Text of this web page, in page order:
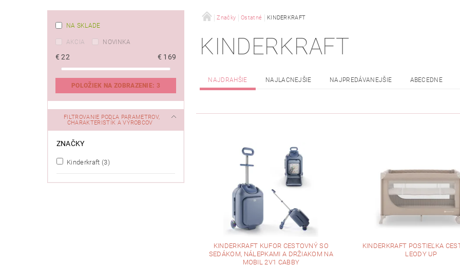
NA SKLADE
AKCIA NOVINKA
€22 € 169
POLOŽIEK NA ZOBRAZENIE: 3
FILTROVANIE PODĽA PARAMETROV,
CHARAKTERISTÍK A VÝROBCOV
ZNAČKY
Kinderkraft (3)
Značky Ostatné KINDERKRAFT
KINDERKRAFT
NAJDRAHŠIE NAJLACNEJŠIE NAJPREDÁVANEJŠIE ABECEDNE
KINDERKRAFT KUFOR CESTOVNÝ SO
SEDÁKOM, NÁLEPKAMI A DRŽIAKOM NA
MOBIL 2V1 CABBY
KINDERKRAFT POSTIEĽKA
LEODY UP